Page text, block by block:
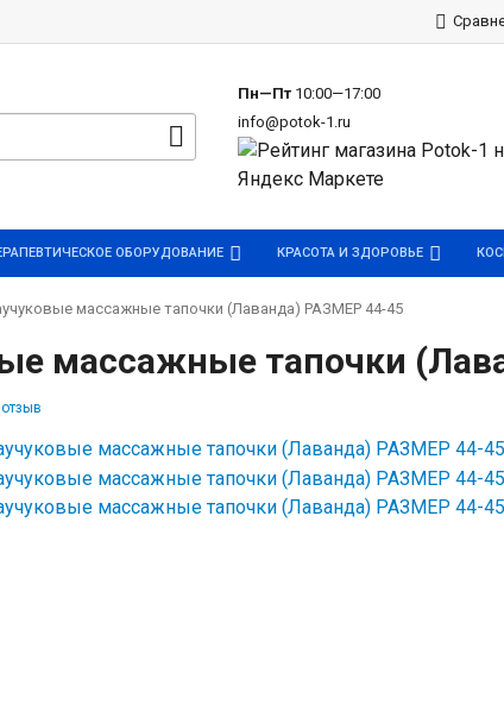
Пн—Пт10:00—17:00
info@potok-1.ru
ОБОРУДОВАНИЕ КРАСОТА И ЗДОРОВЬЕ
массажные тапочки (Лаванда) РАЗМЕР 44-45
массажные тапочки